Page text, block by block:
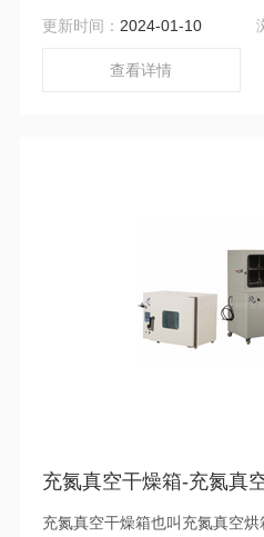
工艺应用非常广泛。在电子、航
药、生物化学、医疗卫生、环
更新时间： 2024-01-10
查看详情
充氮真空干燥箱-充氮真
充氮真空干燥箱也叫充氮真空